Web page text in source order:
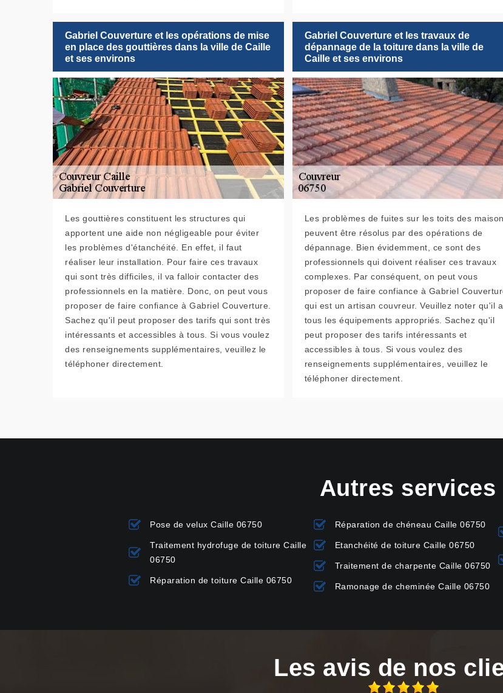
Gabriel Couverture et les opérations de mise
en place des gouttières dans la ville de Caille
et ses environs
Les gouttières constituent les structures qui
apportent une aide non négligeable pour éviter
les problèmes d'étanchéité. En effet, il faut
réaliser leur installation. Pour faire ces travaux
qui sont très difficiles, il va falloir contacter des
professionnels en la matière. Donc, on peut vous
proposer de faire confiance à Gabriel Couverture.
Sachez qu'il peut proposer des tarifs qui sont très
intéressants et accessibles à tous. Si vous voulez
des renseignements supplémentaires, veuillez le
téléphoner directement.
Gabriel Couverture et les travaux de
dépannage de la toiture dans la ville de
Caille et ses environs
Les problèmes de fuites sur les toits des
peuvent être résolus par des opérations de
dépannage. Bien évidemment, ce sont des
professionnels qui doivent réaliser ces travaux
complexes. Par conséquent, on peut vous
proposer de faire confiance à Gabriel
qui est un artisan couvreur. Veuillez noter qu'il a
tous les équipements appropriés. Sachez qu'il
peut proposer des tarifs intéressants et
accessibles à tous. Si vous voulez des
renseignements supplémentaires, veuillez le
téléphoner directement.
Autres services
Pose de velux Caille 06750
Traitement hydrofuge de toiture Caille
06750
Réparation de toiture Caille 06750
Réparation de chéneau Caille 06750
Etanchéité de toiture Caille 06750
Traitement de charpente Caille 06750
Ramonage de cheminée Caille 06750
Les avis de nos